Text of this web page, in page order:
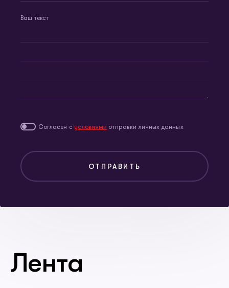
Ваш текст
Согласен с условиями отправки личных данных
ОТПРАВИТЬ
Лента